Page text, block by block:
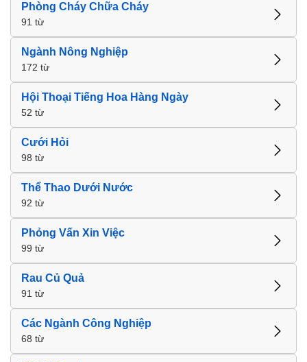
Phòng Cháy Chữa Cháy
91 từ
Ngành Nông Nghiệp
172 từ
Hội Thoại Tiếng Hoa Hàng Ngày
52 từ
Cưới Hỏi
98 từ
Thể Thao Dưới Nước
92 từ
Phỏng Vấn Xin Việc
99 từ
Rau Củ Quả
91 từ
Các Ngành Công Nghiệp
68 từ